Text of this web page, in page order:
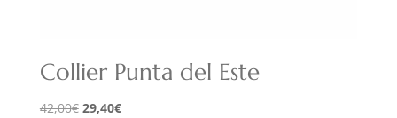
Collier Punta del Este
42,00€ Le
29,40€Le